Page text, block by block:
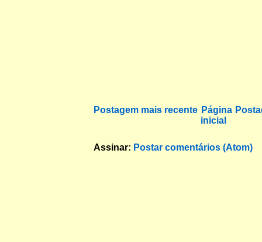
Postagem mais recente Página
inicial
Assinar: Postar comentários (Atom)